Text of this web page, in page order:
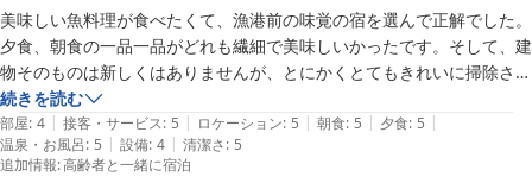
物や乾物の商店も並びます。山田屋名物「元祖いか丼」を愉しめる
海鮮祭ホーエンヤ、すなば珈琲などランチタイムにおススメです！
カニが主役の小さな水族館「賀露かにっこ館」もすぐそばにあり、
大人も子どもも楽しめる人気の観光スポットでございます。ぜひ鳥
取へお出掛けの際はまたお立ち寄りくださいませ。
この度は、寛容なお声を口コミ投稿頂き誠にありがとうございまし
た。
美味しい魚料理が食べたくて、漁港前の味覚の宿を選んで正解でした。
夕食、朝食の一品一品がどれも繊細で美味しいかったです。そして、建
物そのものは新しくはありませんが、とにかくとてもきれいに掃除され
ていました。
お魚が食べたくなったら、再度、利用させていただこうと思います。
続きを読む
部屋: 4 | 接客・サービス: 5 | ロケーション: 5 | 朝食: 5 | 夕食: 5 |
温泉・お風呂: 5 | 設備: 4 | 清潔さ: 5
追加情報:高齢者と一緒に宿泊